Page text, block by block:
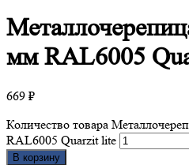
мм RAL6005
669 ₽
Количество товара
RAL6005 Quarzit lite
В корзину